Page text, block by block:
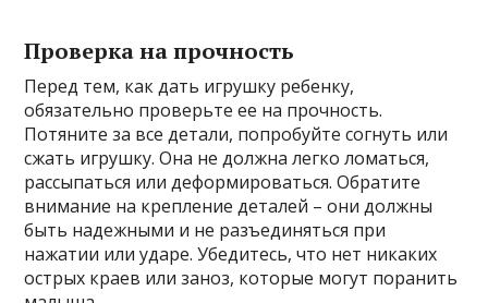
Проверка на прочность
Перед тем, как дать игрушку ребенку,
обязательно проверьте ее на прочность.
Потяните за все детали, попробуйте согнуть или
сжать игрушку. Она не должна легко ломаться,
рассыпаться или деформироваться. Обратите
внимание на крепление деталей – они должны
быть надежными и не разъединяться при
нажатии или ударе. Убедитесь, что нет никаких
острых краев или заноз, которые могут поранить